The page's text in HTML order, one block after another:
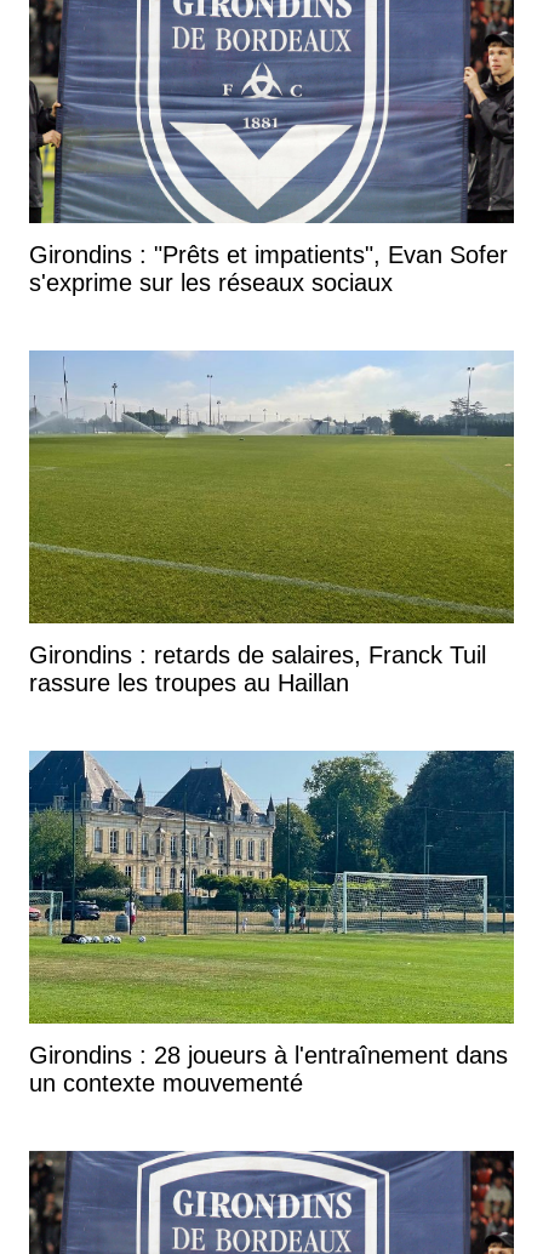
Girondins : "Prêts et impatients", Evan Sofer
s'exprime sur les réseaux sociaux
Girondins : retards de salaires, Franck Tuil
rassure les troupes au Haillan
Girondins : 28 joueurs à l'entraînement dans
un contexte mouvementé